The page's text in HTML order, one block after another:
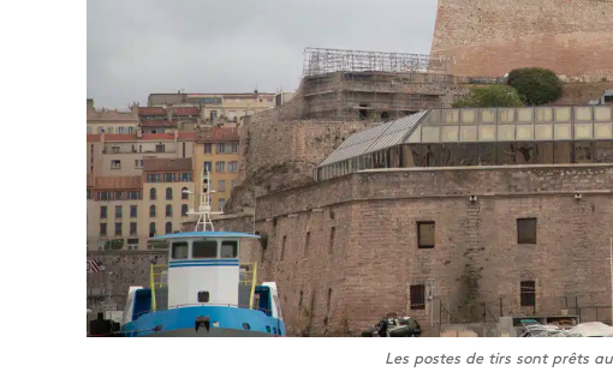
Les postes de tirs sont prêts